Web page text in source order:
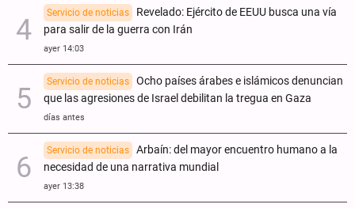
Servicio de noticias
Revelado: Ejército de EEUU busca una vía
para salir de la guerra con Irán
ayer 14:03
Servicio de noticias
Ocho países árabes e islámicos denuncian
que las agresiones de Israel debilitan la tregua en Gaza
días antes
Servicio de noticias
Arbaín: del mayor encuentro humano a la
necesidad de una narrativa mundial
ayer 13:38